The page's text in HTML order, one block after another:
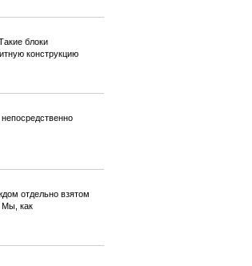
блоки
конструкцию
отдельно взятом
Мы, как